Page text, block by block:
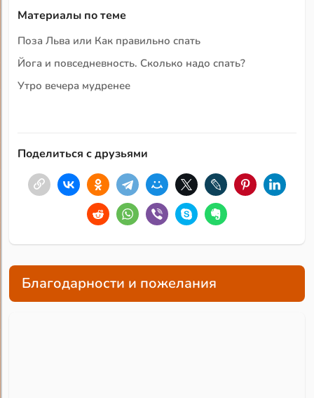
Материалы по теме
Поза Льва или Как правильно спать
Йога и повседневность. Сколько надо спать?
Утро вечера мудренее
Поделиться с друзьями
Благодарности и пожелания